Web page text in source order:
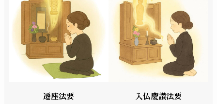
遷座法要 入仏慶讃法要